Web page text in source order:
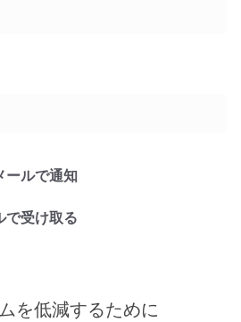
ールで通知
で受け取る
を低減するために